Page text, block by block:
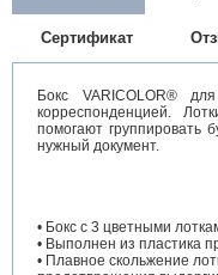
Сертификат
Бокс VARICOLOR®
корреспонденцией.
помогают группировать
нужный документ.
• Бокс с 3 цветными
• Выполнен из пластика
• Плавное скольжение